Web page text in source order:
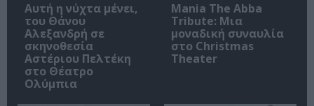
Αυτή η νύχτα μένει,
του Θάνου
Αλεξανδρή σε
σκηνοθεσία
Αστέριου Πελτέκη
στο Θέατρο
Ολύμπια
Mania The Abba
Tribute: Μια
μοναδική συναυλία
στο Christmas
Theater